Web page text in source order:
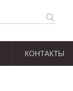
КОНТАКТЫ